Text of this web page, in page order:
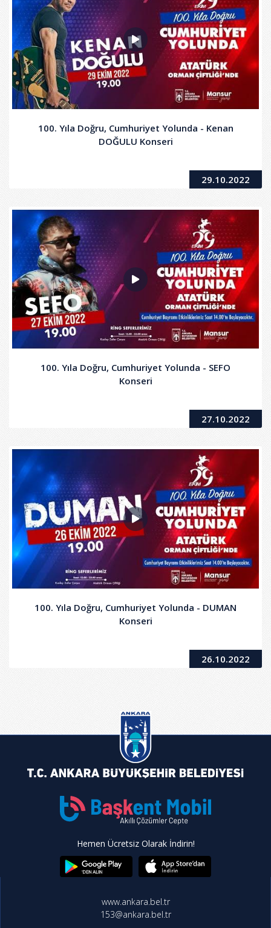
100. Yıla Doğru, Cumhuriyet Yolunda - Kenan
DOĞULU Konseri
29.10.2022
100. Yıla Doğru, Cumhuriyet Yolunda - SEFO
Konseri
27.10.2022
100. Yıla Doğru, Cumhuriyet Yolunda - DUMAN
Konseri
26.10.2022
Hemen Ücretsiz Olarak İndirin!
www.ankara.bel.tr
153@ankara.bel.tr